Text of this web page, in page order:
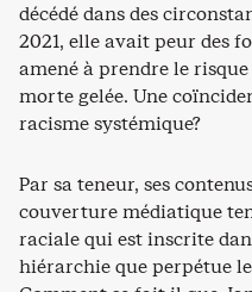
décédé dans des
2021, elle avait peur des
amené à prendre le
morte gelée. Une
racisme systémique?
Par sa teneur, ses
couverture médiatique
raciale qui est inscrite
hiérarchie que perpétue